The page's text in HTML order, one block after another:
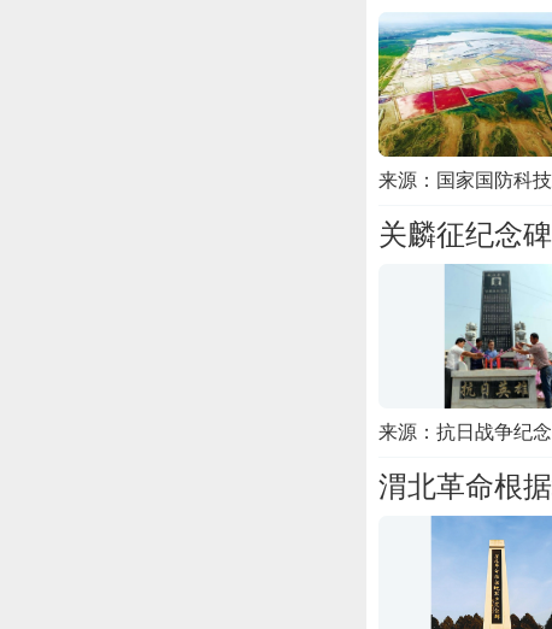
来源：国家国防科
关麟征纪念碑
来源：抗日战争纪
渭北革命根